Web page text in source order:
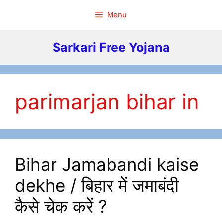
Menu
Sarkari Free Yojana
parimarjan bihar in
Bihar Jamabandi kaise
dekhe / बिहार में जमाबंदी
कैसे चेक करें ?